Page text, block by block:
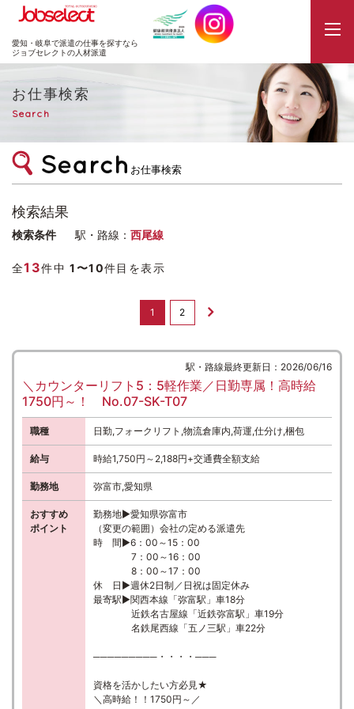
JobSelect
愛知・岐阜で派遣の仕事を探すなら
ジョブセレクトの人材派遣
お仕事検索
Search
お仕事検索
検索結果
検索条件 駅・路線： 西尾線
全13件中1〜10件目を表示
1 2
駅・路線最終更新日：2026/06/16
＼カウンターリフト5：5軽作業／日勤専属！高時給
1750円～！ No.07-SK-T07
職種 日勤,フォークリフト,物流倉庫内,荷運,仕分け,梱包
給与 時給1,750円～2,188円+交通費全額支給
勤務地 弥富市,愛知県
おすすめ
ポイント
勤務地▶愛知県弥富市
（変更の範囲）会社の定める派遣先
時 間▶6：00～15：00
7：00～16：00
8：00～17：00
休 日▶週休2日制／日祝は固定休み
最寄駅▶関西本線「弥富駅」車18分
近鉄名古屋線「近鉄弥富駅」車19分
名鉄尾西線「五ノ三駅」車22分
─────────・・・・───
資格を活かしたい方必見★
＼高時給！！1750円～／